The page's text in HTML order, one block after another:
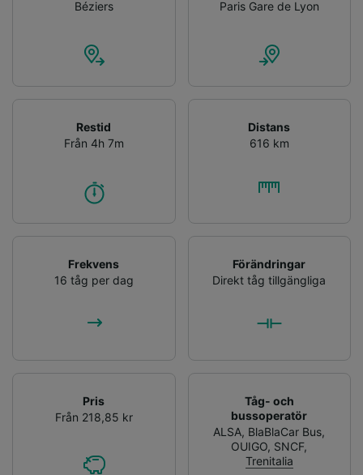
Béziers Paris Gare de Lyon
Restid
Från 4h 7m
Distans
616 km
Frekvens
16 tåg per dag
Förändringar
Direkt tåg tillgängliga
Pris
Från 218,85 kr
Tåg- och
bussoperatör
ALSA, BlaBlaCar Bus,
OUIGO, SNCF,
Trenitalia